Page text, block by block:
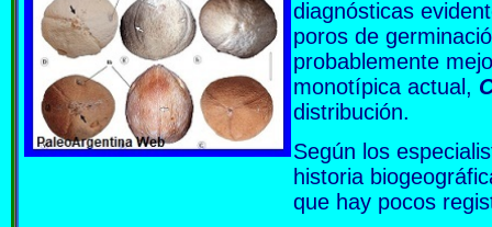
diagnósticas
poros de
probablemente
monotípica actual,
distribución.
Según los
historia
que hay pocos